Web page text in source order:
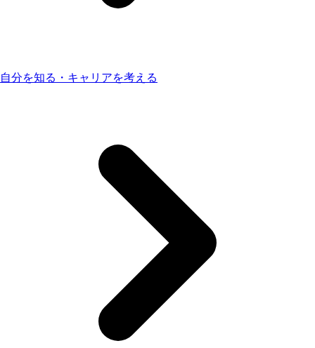
自分を知る・キャリアを考える